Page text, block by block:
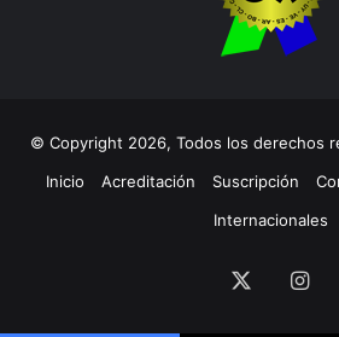
© Copyright 2026, Todos los derechos
Inicio
Acreditación Suscripción
Internacionales